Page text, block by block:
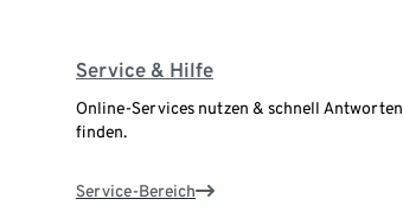
Service & Hilfe
Online-Services nutzen & schnell Antworten
finden.
Service-Bereich